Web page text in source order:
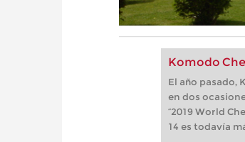
Komodo
El año pasado,
en dos
“2019 World
14 es todavía